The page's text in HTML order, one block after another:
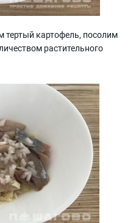
картофель, посолим
растительного